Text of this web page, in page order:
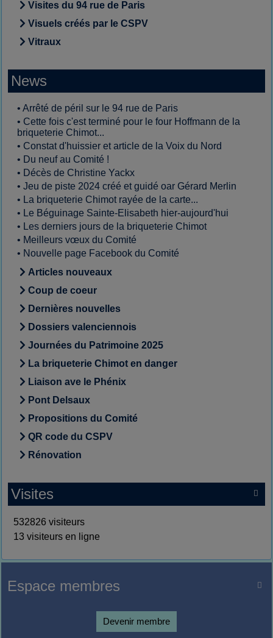
Visites du 94 rue de Paris
Visuels créés par le CSPV
Vitraux
News
• Arrêté de péril sur le 94 rue de Paris
• Cette fois c'est terminé pour le four Hoffmann de la
briqueterie Chimot...
• Constat d'huissier et article de la Voix du Nord
• Du neuf au Comité !
• Décès de Christine Yackx
• Jeu de piste 2024 créé et guidé oar Gérard Merlin
• La briqueterie Chimot rayée de la carte...
• Le Béguinage Sainte-Elisabeth hier-aujourd'hui
• Les derniers jours de la briqueterie Chimot
• Meilleurs vœux du Comité
• Nouvelle page Facebook du Comité
Articles nouveaux
Coup de coeur
Dernières nouvelles
Dossiers valenciennois
Journées du Patrimoine 2025
La briqueterie Chimot en danger
Liaison ave le Phénix
Pont Delsaux
Propositions du Comité
QR code du CSPV
Rénovation

Visites
532826 visiteurs
13 visiteurs en ligne

Espace membres
Devenir membre